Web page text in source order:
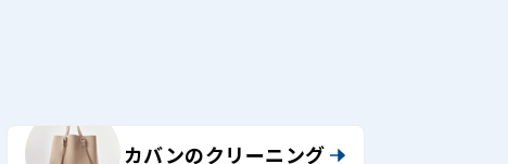
カバンのクリーニング